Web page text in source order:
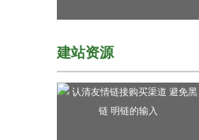
建站资源